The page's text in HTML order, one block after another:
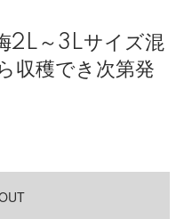
2L～3Lサイズ混
収穫でき次第発